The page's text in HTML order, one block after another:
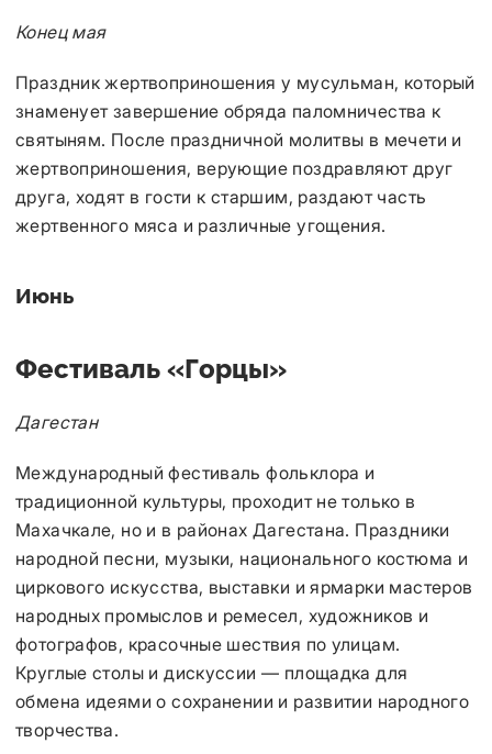
Конец мая
Праздник жертвоприношения у мусульман, который
знаменует завершение обряда паломничества к
святыням. После праздничной молитвы в мечети и
жертвоприношения, верующие поздравляют друг
друга, ходят в гости к старшим, раздают часть
жертвенного мяса и различные угощения.
Июнь
Фестиваль «Горцы»
Дагестан
Международный фестиваль фольклора и
традиционной культуры, проходит не только в
Махачкале, но и в районах Дагестана. Праздники
народной песни, музыки, национального костюма и
циркового искусства, выставки и ярмарки мастеров
народных промыслов и ремесел, художников и
фотографов, красочные шествия по улицам.
Круглые столы и дискуссии — площадка для
обмена идеями о сохранении и развитии народного
творчества.